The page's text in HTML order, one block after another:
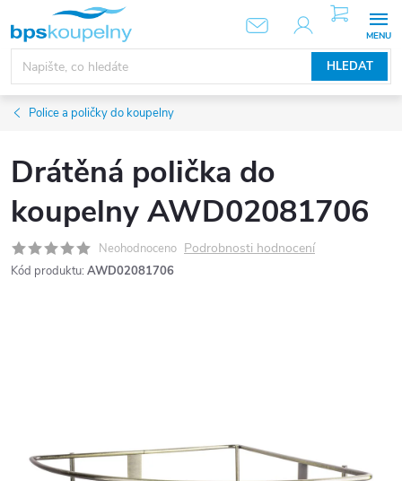
obsah
HLEDAT
NÁKUPNÍ
KOŠÍK
Police a poličky do koupelny
Drátěná polička do
koupelny AWD02081706
Neohodnoceno Podrobnosti hodnocení
Kód produktu: AWD02081706